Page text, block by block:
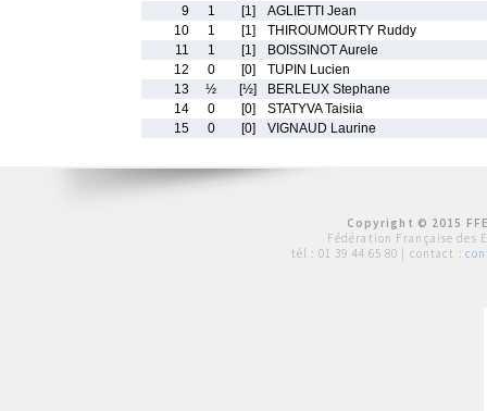
9
1 [1]
AGLIETTI Jean
10
1 [1]
THIROUMOURTY Ruddy
11
1 [1]
BOISSINOT Aurele
12
0 [0]
TUPIN Lucien
13
½ [½]
BERLEUX Stephane
14
0 [0]
STATYVA Taisiia
15
0 [0] VIGNAUD Laurine
Copyright © 2015
Fédération Française des
tél : 01 39 44 65 80 | contact :